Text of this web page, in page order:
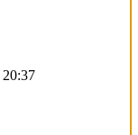
20:37